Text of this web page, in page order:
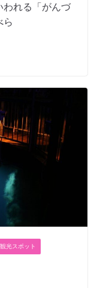
われる「がんづ
ら
光スポット